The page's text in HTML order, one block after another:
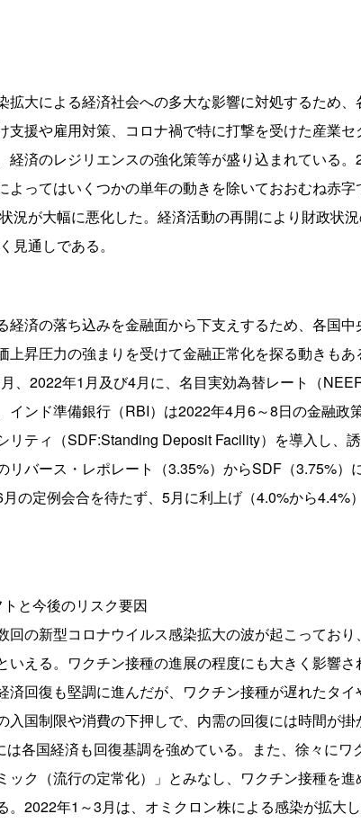
拡大による経済社会への多大な影響に対処するため
援や雇用対策、コロナ禍で特に打撃を受けた産業セ
経済のレジリエンスの強化策等が盛り込まれている
よってはいくつかの単年の動きを除いておおむね赤
況が大幅に悪化した。経済活動の再開により財政状
見通しである。
経済の落ち込みを金融面から下支えするため、各国
上昇圧力の強まりを受けて金融正常化を探る動きも
、2022年1月及び4月に、名目実効為替レート（
インド準備銀行（RBI）は2022年4月6～8日の金融政
リティ（SDF:Standing Deposit Facility）を導入し、
リバース・レポレート（3.35%）からSDF（3.75%）
の定例会合を待たず、5月に利上げ（4.0%から4.4%
と今後のリスク要因
回の新型コロナウイルス感染拡大の波が起こってお
いえる。ワクチン接種の進展の程度にも大きく影響
済回復も堅調に進んだが、ワクチン接種が遅れたタ
入国制限や消費の下押しで、内需の回復には時間が
各国経済も回復基調を強めている。また、徐々に
ック（流行の定常化）」とみなし、ワクチン接種を
。2022年1～3月は、オミクロン株による感染が拡大